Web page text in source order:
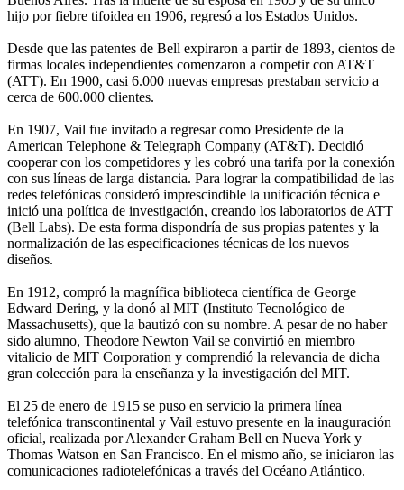
hijo por fiebre tifoidea en 1906, regresó a los Estados Unidos.
Desde que las patentes de Bell expiraron a partir de 1893, cientos de
firmas locales independientes comenzaron a competir con AT&T
(ATT). En 1900, casi 6.000 nuevas empresas prestaban servicio a
cerca de 600.000 clientes.
En 1907, Vail fue invitado a regresar como Presidente de la
American Telephone & Telegraph Company (AT&T). Decidió
cooperar con los competidores y les cobró una tarifa por la conexión
con sus líneas de larga distancia. Para lograr la compatibilidad de las
redes telefónicas consideró imprescindible la unificación técnica e
inició una política de investigación, creando los laboratorios de ATT
(Bell Labs). De esta forma dispondría de sus propias patentes y la
normalización de las especificaciones técnicas de los nuevos
diseños.
En 1912, compró la magnífica biblioteca científica de George
Edward Dering, y la donó al MIT (Instituto Tecnológico de
Massachusetts), que la bautizó con su nombre. A pesar de no haber
sido alumno, Theodore Newton Vail se convirtió en miembro
vitalicio de MIT Corporation y comprendió la relevancia de dicha
gran colección para la enseñanza y la investigación del MIT.
El 25 de enero de 1915 se puso en servicio la primera línea
telefónica transcontinental y Vail estuvo presente en la inauguración
oficial, realizada por Alexander Graham Bell en Nueva York y
Thomas Watson en San Francisco. En el mismo año, se iniciaron las
comunicaciones radiotelefónicas a través del Océano Atlántico.